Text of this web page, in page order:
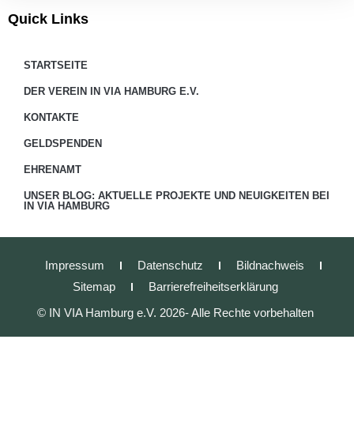
Quick Links
STARTSEITE
DER VEREIN IN VIA HAMBURG E.V.
KONTAKTE
GELDSPENDEN
EHRENAMT
UNSER BLOG: AKTUELLE PROJEKTE UND NEUIGKEITEN BEI
IN VIA HAMBURG
Impressum Datenschutz
Bildnachweis
Sitemap
Barrierefreiheitserklärung
© IN VIA Hamburg e.V. 2026- Alle Rechte vorbehalten